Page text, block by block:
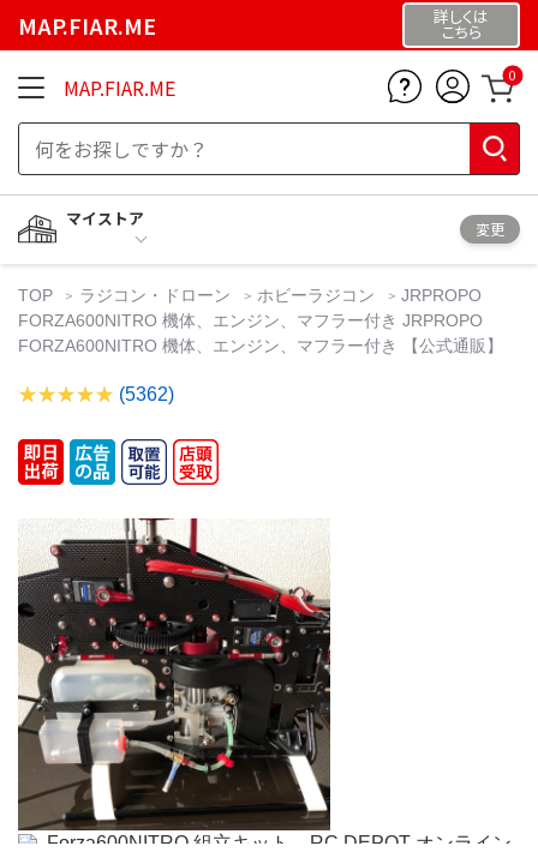
MAP.FIAR.ME 詳しくは
こちら
MAP.FIAR.ME 0
マイストア
変更
TOP ラジコン・ドローン ホビーラジコン
JRPROPO
FORZA600NITRO 機体、エンジン、マフラー付き JRPROPO
FORZA600NITRO 機体、エンジン、マフラー付き 【公式通販】
(5362)